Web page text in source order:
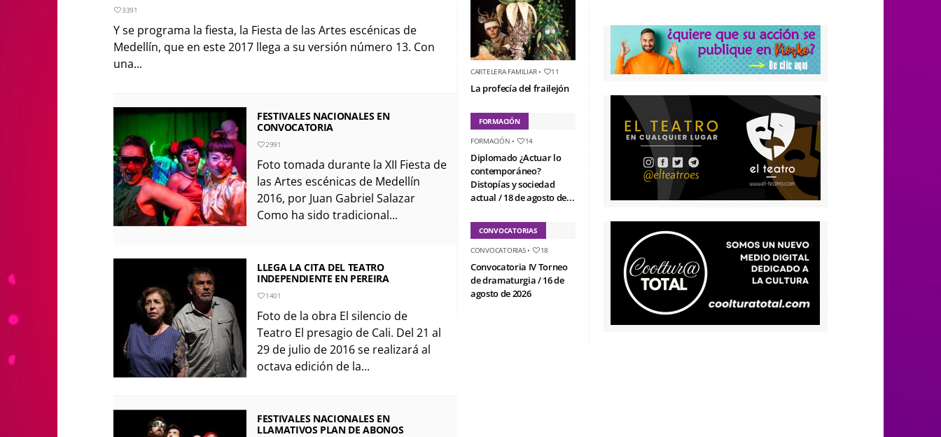
3391
Y se programa la fiesta, la Fiesta de las Artes escénicas de
Medellín, que en este 2017 llega a su versión número 13. Con
una...
FESTIVALES NACIONALES EN
CONVOCATORIA
2991
Foto tomada durante la XII Fiesta de
las Artes escénicas de Medellín
2016, por Juan Gabriel Salazar
Como ha sido tradicional...
LLEGA LA CITA DEL TEATRO
INDEPENDIENTE EN PEREIRA
1401
Foto de la obra El silencio de
Teatro El presagio de Cali. Del 21 al
29 de julio de 2016 se realizará al
octava edición de la...
FESTIVALES NACIONALES EN
LLAMATIVOS PLAN DE ABONOS
CARTELERA FAMILIAR• 11
La profecía del frailejón
FORMACIÓN
FORMACIÓN • 14
Diplomado ¿Actuar lo
contemporáneo?
Distopías y sociedad
actual / 18 de agosto de...
CONVOCATORIAS
CONVOCATORIAS• 18
Convocatoria IV Torneo
de dramaturgia / 16 de
agosto de 2026